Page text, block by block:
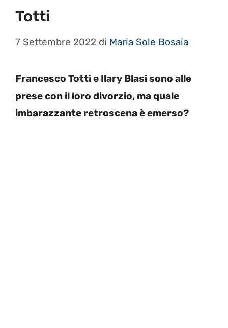
Totti
7 Settembre 2022 di Maria Sole Bosaia
Francesco Totti e Ilary Blasi sono alle
prese con il loro divorzio, ma quale
imbarazzante retroscena è emerso?